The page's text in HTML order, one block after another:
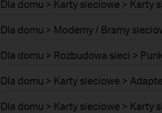
Dla domu > Karty sieciowe > Karty
Dla domu > Modemy / Bramy
Dla domu > Rozbudowa sieci >
Dla domu > Karty sieciowe >
Dla domu > Karty sieciowe > Karty